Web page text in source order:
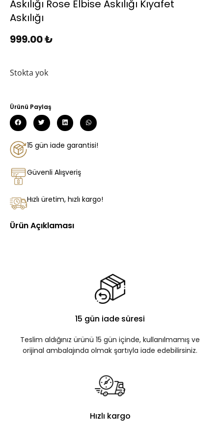
Askılığı Rose Elbise Askılığı Kıyafet
Askılığı
999.00₺
Stokta yok
Ürünü Paylaş
15 gün iade garantisi!
Güvenli Alışveriş
Hızlı üretim, hızlı kargo!
Ürün Açıklaması
15 gün iade süresi
Teslim aldığınız ürünü 15 gün içinde, kullanılmamış ve
orijinal ambalajında olmak şartıyla iade edebilirsiniz.
Hızlı kargo